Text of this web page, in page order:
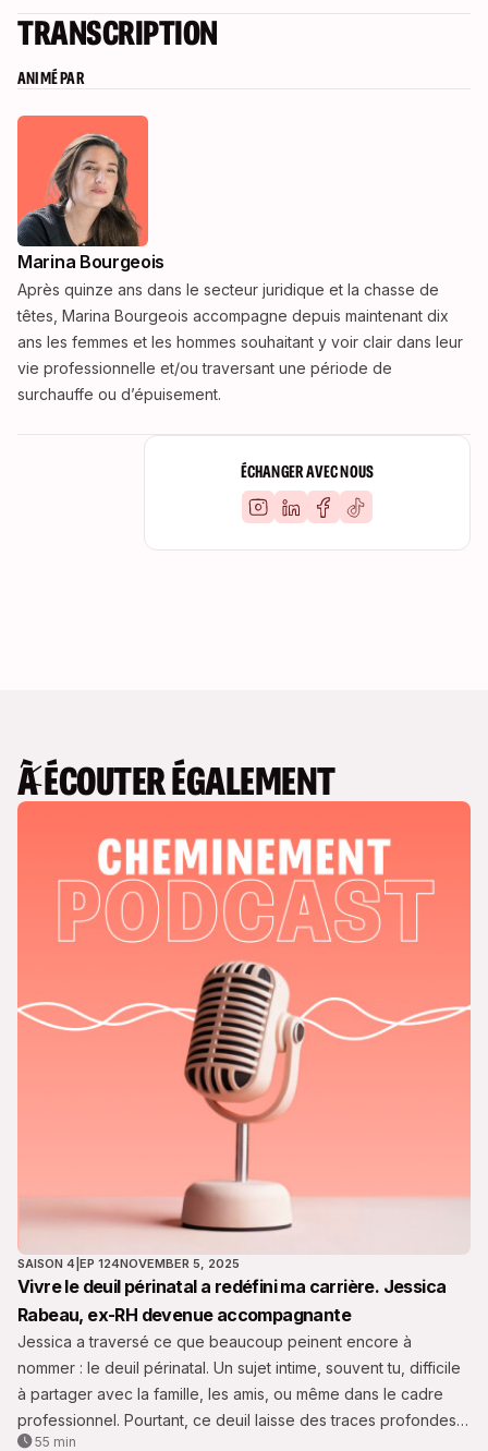
ÉCHANGER AVEC NOUS
TRANSCRIPTION
ANIMÉ PAR
Marina Bourgeois
Après quinze ans dans le secteur juridique et la chasse de
têtes, Marina Bourgeois accompagne depuis maintenant dix
ans les femmes et les hommes souhaitant y voir clair dans leur
vie professionnelle et/ou traversant une période de
surchauffe ou d’épuisement.
À ÉCOUTER ÉGALEMENT
SAISON 4 EP 124NOVEMBER 5, 2025
Vivre le deuil périnatal a redéfini ma carrière. Jessica
Rabeau, ex-RH devenue accompagnante
Jessica a traversé ce que beaucoup peinent encore à
nommer : le deuil périnatal. Un sujet intime, souvent tu, difficile
à partager avec la famille, les amis, ou même dans le cadre
professionnel. Pourtant, ce deuil laisse des traces profondes
— dans le corps, dans le cœur, et parfois dans le parcours de
55 min